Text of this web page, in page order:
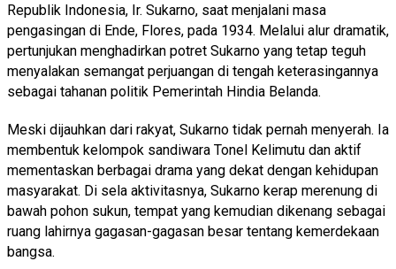
Republik Indonesia, Ir. Sukarno, saat menjalani masa
pengasingan di Ende, Flores, pada 1934. Melalui alur dramatik,
pertunjukan menghadirkan potret Sukarno yang tetap teguh
menyalakan semangat perjuangan di tengah keterasingannya
sebagai tahanan politik Pemerintah Hindia Belanda.
Meski dijauhkan dari rakyat, Sukarno tidak pernah menyerah. Ia
membentuk kelompok sandiwara Tonel Kelimutu dan aktif
mementaskan berbagai drama yang dekat dengan kehidupan
masyarakat. Di sela aktivitasnya, Sukarno kerap merenung di
bawah pohon sukun, tempat yang kemudian dikenang sebagai
ruang lahirnya gagasan-gagasan besar tentang kemerdekaan
bangsa.